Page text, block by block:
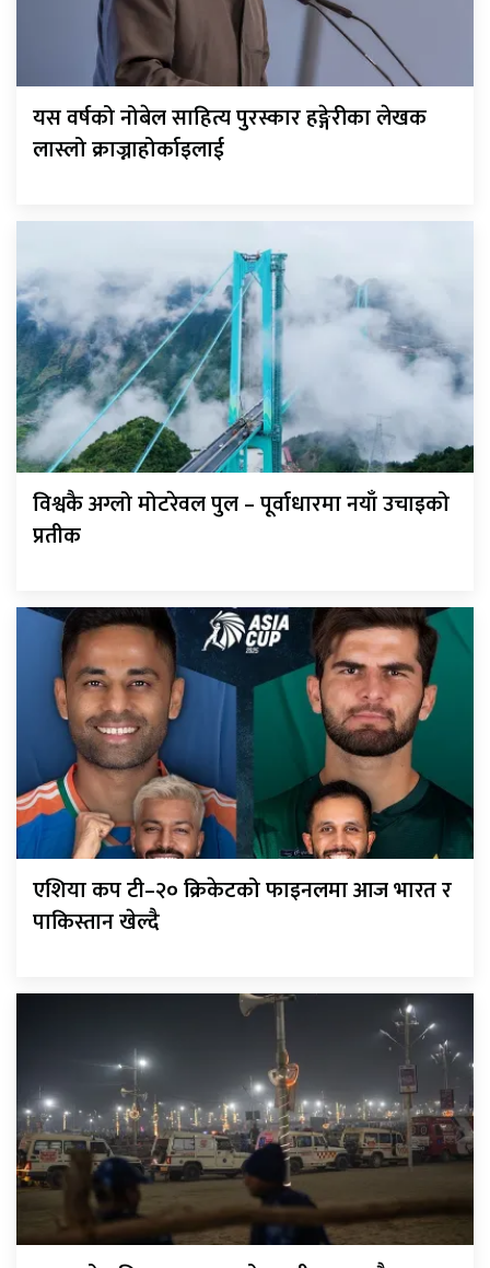
यस वर्षको नोबेल साहित्य पुरस्कार हङ्गेरीका लेखक
लास्लो क्राज्नाहोर्काइलाई
विश्वकै अग्लो मोटरेवल पुल – पूर्वाधारमा नयाँ उचाइको
प्रतीक
एशिया कप टी–२० क्रिकेटको फाइनलमा आज भारत र
पाकिस्तान खेल्दै